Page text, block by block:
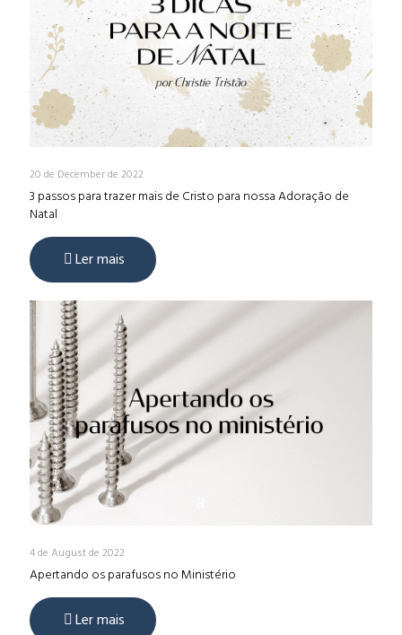
20 de December de 2022
3 passos para trazer mais de Cristo para nossa Adoração de
Natal
Ler mais
4 de August de 2022
Apertando os parafusos no Ministério
Ler mais